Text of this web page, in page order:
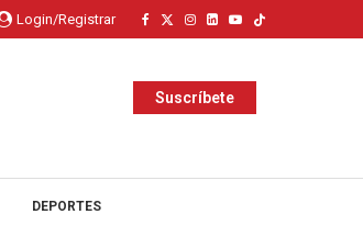
Login/Registrar
Suscríbete
DEPORTES